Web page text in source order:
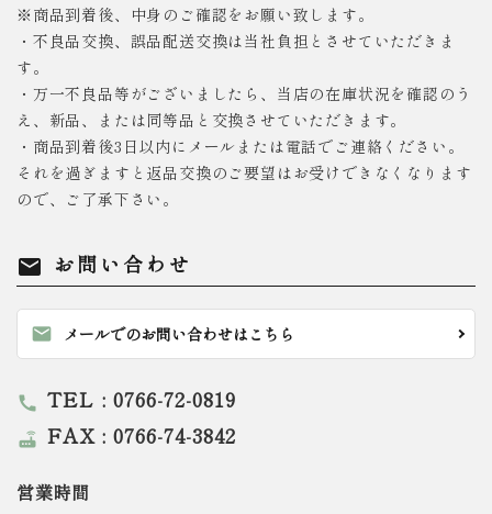
※商品到着後、中身のご確認をお願い致します。
・不良品交換、誤品配送交換は当社負担とさせていただきま
す。
・万一不良品等がございましたら、当店の在庫状況を確認のう
え、新品、または同等品と交換させていただきます。
・商品到着後3日以内にメールまたは電話でご連絡ください。
それを過ぎますと返品交換のご要望はお受けできなくなります
ので、ご了承下さい。
mail お問い合わせ
mail メールでのお問い合わせはこちら
call TEL : 0766-72-0819
router FAX : 0766-74-3842
営業時間